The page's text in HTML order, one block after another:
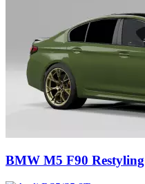
BMW M5 F90 Restyling